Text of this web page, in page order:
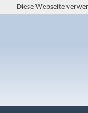
Diese Webseite